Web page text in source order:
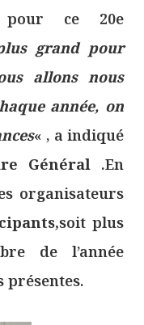
ce 20e
grand pour
allons nous
année, on
« , a indiqué
Général .En
organisateurs
soit plus
de l’année
présentes.